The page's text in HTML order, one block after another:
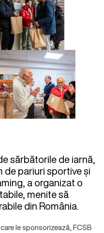
sărbătorile de iarnă,
de pariuri sportive și
a organizat o
menite să
din România.
le sponsorizează, FCSB